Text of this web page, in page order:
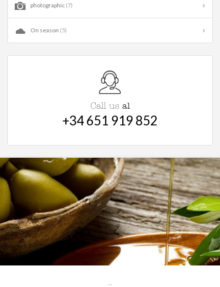
photographic (7)
On season (5)
Call us al
+34 651 919 852
...